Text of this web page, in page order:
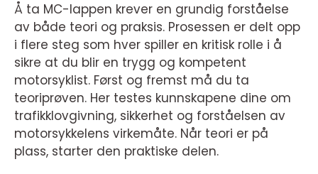
Å ta MC-lappen krever en grundig forståelse
av både teori og praksis. Prosessen er delt opp
i flere steg som hver spiller en kritisk rolle i å
sikre at du blir en trygg og kompetent
motorsyklist. Først og fremst må du ta
teoriprøven. Her testes kunnskapene dine om
trafikklovgivning, sikkerhet og forståelsen av
motorsykkelens virkemåte. Når teori er på
plass, starter den praktiske delen.